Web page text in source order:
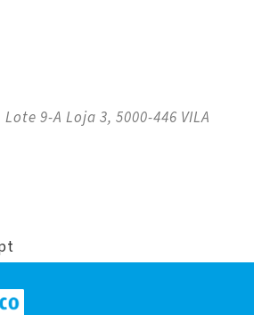
9-A Loja 3, 5000-446 VILA